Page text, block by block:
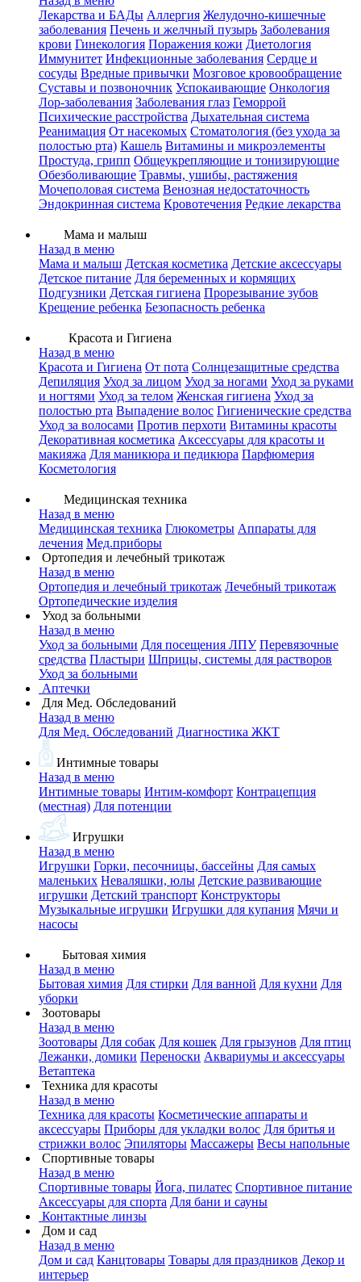
Лекарства и БАДы Аллергия Желудочно-кишечные
заболевания Печень и желчный пузырь Заболевания
крови Гинекология Поражения кожи Диетология
Иммунитет Инфекционные заболевания Сердце и
сосуды Вредные привычки Мозговое кровообращение
Суставы и позвоночник Успокаивающие Онкология
Лор-заболевания Заболевания глаз Геморрой
Психические расстройства Дыхательная система
Реанимация От насекомых Стоматология (без ухода за
полостью рта) Кашель Витамины и микроэлементы
Простуда, грипп Общеукрепляющие и тонизирующие
Обезболивающие Травмы, ушибы, растяжения
Мочеполовая система Венозная недостаточность
Эндокринная система Кровотечения Редкие лекарства
Мама и малыш
Назад в меню
Мама и малыш Детская косметика Детские аксессуары
Детское питание Для беременных и кормящих
Подгузники Детская гигиена Прорезывание зубов
Крещение ребенка Безопасность ребенка
Красота и Гигиена
Назад в меню
Красота и Гигиена От пота Солнцезащитные средства
Депиляция Уход за лицом Уход за ногами Уход за руками
и ногтями Уход за телом Женская гигиена Уход за
полостью рта Выпадение волос Гигиенические средства
Уход за волосами Против перхоти Витамины красоты
Декоративная косметика Аксессуары для красоты и
макияжа Для маникюра и педикюра Парфюмерия
Косметология
Медицинская техника
Назад в меню
Медицинская техника Глюкометры Аппараты для
лечения Мед.приборы
Ортопедия и лечебный трикотаж
Назад в меню
Ортопедия и лечебный трикотаж Лечебный трикотаж
Ортопедические изделия
Уход за больными
Назад в меню
Уход за больными Для посещения ЛПУ Перевязочные
средства Пластыри Шприцы, системы для растворов
Уход за больными
Аптечки
Для Мед. Обследований
Назад в меню
Для Мед. Обследований Диагностика ЖКТ
Интимные товары
Назад в меню
Интимные товары Интим-комфорт Контрацепция
(местная) Для потенции
Игрушки
Назад в меню
Игрушки Горки, песочницы, бассейны Для самых
маленьких Неваляшки, юлы Детские развивающие
игрушки Детский транспорт Конструкторы
Музыкальные игрушки Игрушки для купания Мячи и
насосы
Бытовая химия
Назад в меню
Бытовая химия Для стирки Для ванной Для кухни Для
уборки
Зоотовары
Назад в меню
Зоотовары Для собак Для кошек Для грызунов Для птиц
Лежанки, домики Переноски Аквариумы и аксессуары
Ветаптека
Техника для красоты
Назад в меню
Техника для красоты Косметические аппараты и
аксессуары Приборы для укладки волос Для бритья и
стрижки волос Эпиляторы Массажеры Весы напольные
Спортивные товары
Назад в меню
Спортивные товары Йога, пилатес Спортивное питание
Аксессуары для спорта Для бани и сауны
Контактные линзы
Дом и сад
Назад в меню
Дом и сад Канцтовары Товары для праздников Декор и
интерьер